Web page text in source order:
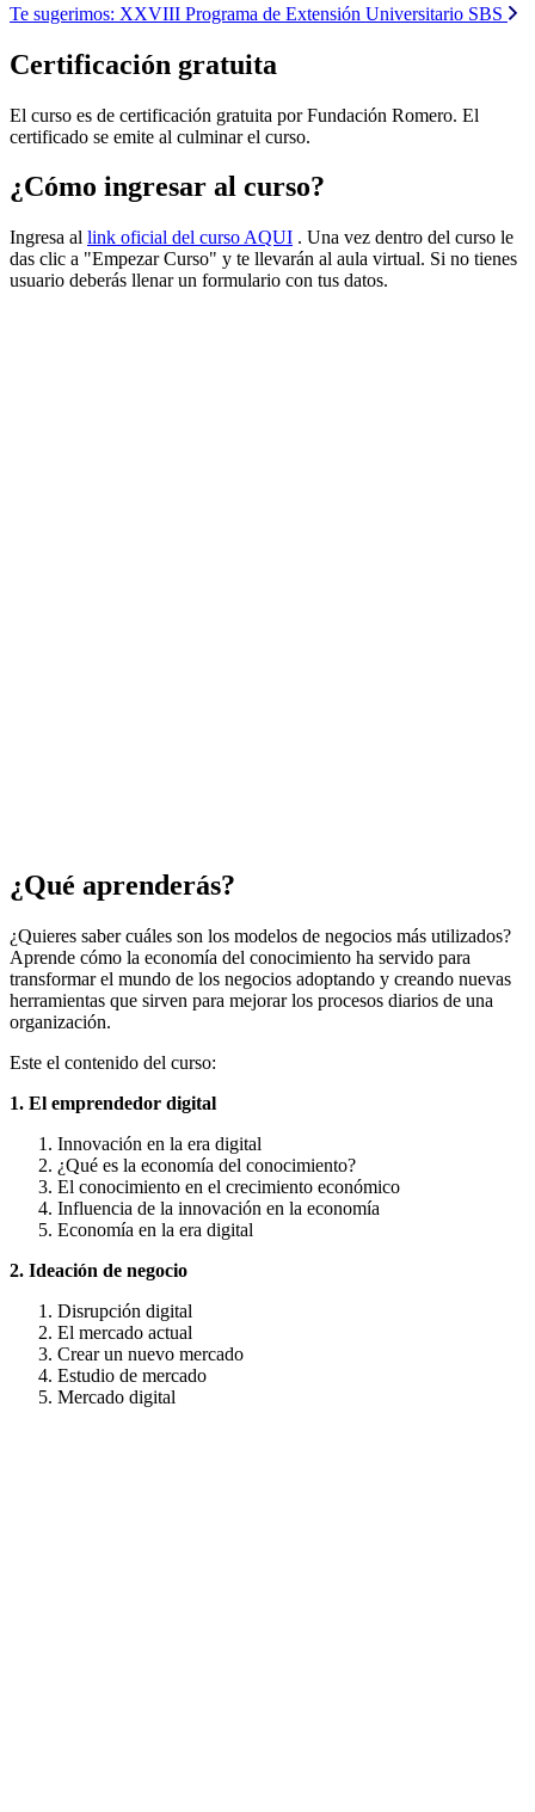
Te sugerimos: XXVIII Programa de Extensión Universitario SBS
Certificación gratuita
El curso es de certificación gratuita por Fundación Romero. El
certificado se emite al culminar el curso.
¿Cómo ingresar al curso?
Ingresa al link oficial del curso AQUI . Una vez dentro del curso le
das clic a "Empezar Curso" y te llevarán al aula virtual. Si no tienes
usuario deberás llenar un formulario con tus datos.
¿Qué aprenderás?
¿Quieres saber cuáles son los modelos de negocios más utilizados?
Aprende cómo la economía del conocimiento ha servido para
transformar el mundo de los negocios adoptando y creando nuevas
herramientas que sirven para mejorar los procesos diarios de una
organización.
Este el contenido del curso:
1. El emprendedor digital
Innovación en la era digital
¿Qué es la economía del conocimiento?
El conocimiento en el crecimiento económico
Influencia de la innovación en la economía
Economía en la era digital
2. Ideación de negocio
Disrupción digital
El mercado actual
Crear un nuevo mercado
Estudio de mercado
Mercado digital